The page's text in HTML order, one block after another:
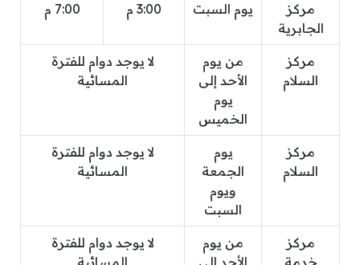
مركز
الجابرية
يوم السبت 3:00 م 7:00 م
مركز
السلام
من يوم
الأحد إلى
يوم
الخميس
لا يوجد دوام للفترة
المسائية
مركز
السلام
يوم
الجمعة
ويوم
السبت
لا يوجد دوام للفترة
المسائية
مركز
من يوم
لا يوجد دوام للفترة